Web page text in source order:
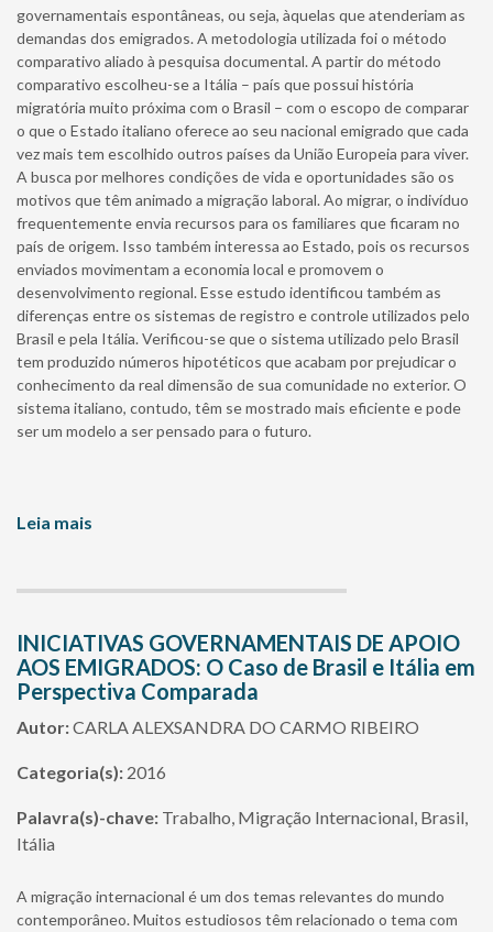
governamentais espontâneas, ou seja, àquelas que atenderiam as
demandas dos emigrados. A metodologia utilizada foi o método
comparativo aliado à pesquisa documental. A partir do método
comparativo escolheu-se a Itália – país que possui história
migratória muito próxima com o Brasil – com o escopo de comparar
o que o Estado italiano oferece ao seu nacional emigrado que cada
vez mais tem escolhido outros países da União Europeia para viver.
A busca por melhores condições de vida e oportunidades são os
motivos que têm animado a migração laboral. Ao migrar, o indivíduo
frequentemente envia recursos para os familiares que ficaram no
país de origem. Isso também interessa ao Estado, pois os recursos
enviados movimentam a economia local e promovem o
desenvolvimento regional. Esse estudo identificou também as
diferenças entre os sistemas de registro e controle utilizados pelo
Brasil e pela Itália. Verificou-se que o sistema utilizado pelo Brasil
tem produzido números hipotéticos que acabam por prejudicar o
conhecimento da real dimensão de sua comunidade no exterior. O
sistema italiano, contudo, têm se mostrado mais eficiente e pode
ser um modelo a ser pensado para o futuro.
Leia mais
INICIATIVAS GOVERNAMENTAIS DE APOIO
AOS EMIGRADOS: O Caso de Brasil e Itália em
Perspectiva Comparada
Autor:CARLA ALEXSANDRA DO CARMO RIBEIRO
Categoria(s): 2016
Palavra(s)-chave: Trabalho, Migração Internacional, Brasil,
Itália
A migração internacional é um dos temas relevantes do mundo
contemporâneo. Muitos estudiosos têm relacionado o tema com